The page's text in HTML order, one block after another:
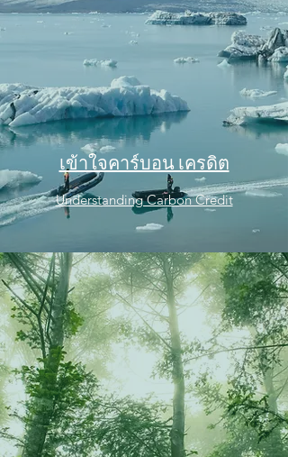
เข้าใจคาร์บอน เครดิต
Understanding Carbon Credit